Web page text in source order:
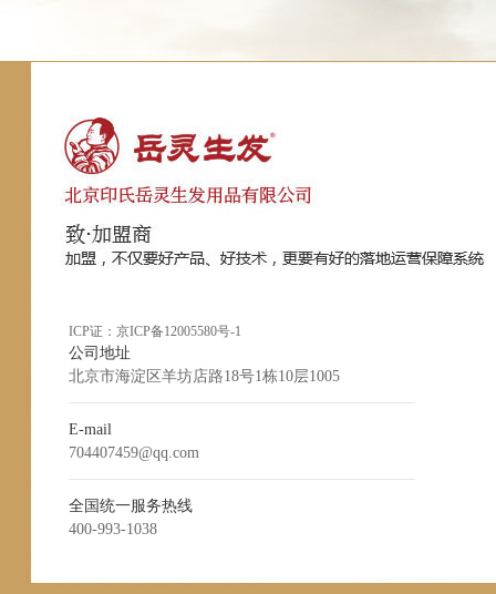
ICP证： 京ICP备12005580号-1
公司地址
北京市海淀区羊坊店路18号1栋10层1005
E-mail
704407459@qq.com
全国统一服务热线
400-993-1038